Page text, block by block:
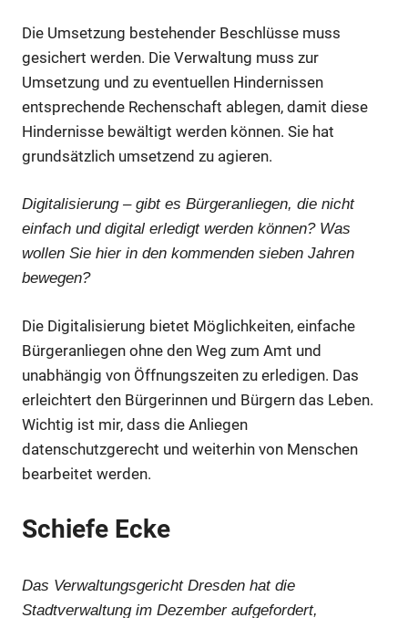
Die Umsetzung bestehender Beschlüsse muss
gesichert werden. Die Verwaltung muss zur
Umsetzung und zu eventuellen Hindernissen
entsprechende Rechenschaft ablegen, damit diese
Hindernisse bewältigt werden können. Sie hat
grundsätzlich umsetzend zu agieren.
Digitalisierung – gibt es Bürgeranliegen, die nicht
einfach und digital erledigt werden können? Was
wollen Sie hier in den kommenden sieben Jahren
bewegen?
Die Digitalisierung bietet Möglichkeiten, einfache
Bürgeranliegen ohne den Weg zum Amt und
unabhängig von Öffnungszeiten zu erledigen. Das
erleichtert den Bürgerinnen und Bürgern das Leben.
Wichtig ist mir, dass die Anliegen
datenschutzgerecht und weiterhin von Menschen
bearbeitet werden.
Schiefe Ecke
Das Verwaltungsgericht Dresden hat die
Stadtverwaltung im Dezember aufgefordert,